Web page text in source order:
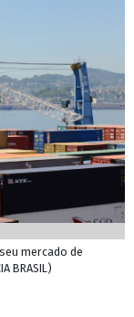
mercado de
BRASIL)